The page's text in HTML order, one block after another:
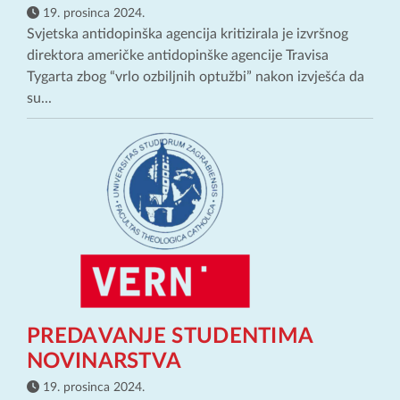
19. prosinca 2024.
Svjetska antidopinška agencija kritizirala je izvršnog
direktora američke antidopinške agencije Travisa
Tygarta zbog “vrlo ozbiljnih optužbi” nakon izvješća da
su...
PREDAVANJE STUDENTIMA
NOVINARSTVA
19. prosinca 2024.